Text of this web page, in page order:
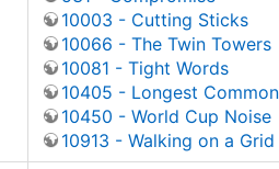
10003 - Cutting Sticks
10066 - The Twin Towers
10081 - Tight Words
10405 - Longest
10450 - World Cup Noise
10913 - Walking on a Grid